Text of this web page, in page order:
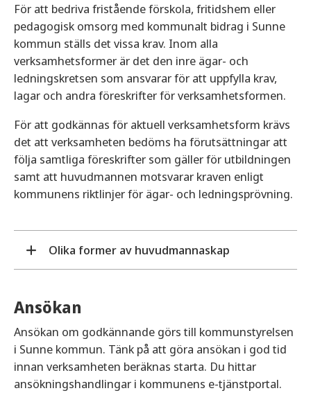
För att bedriva fristående förskola, fritidshem eller
pedagogisk omsorg med kommunalt bidrag i Sunne
kommun ställs det vissa krav. Inom alla
verksamhetsformer är det den inre ägar- och
ledningskretsen som ansvarar för att uppfylla krav,
lagar och andra föreskrifter för verksamhetsformen.
För att godkännas för aktuell verksamhetsform krävs
det att verksamheten bedöms ha förutsättningar att
följa samtliga föreskrifter som gäller för utbildningen
samt att huvudmannen motsvarar kraven enligt
kommunens riktlinjer för ägar- och ledningsprövning.
Olika former av huvudmannaskap
gemensamt äger och driver verksamheten.
Personalkooperativ
Personalen som arbetar i verksamheten äger
och driver densamma.
Ideell organisation
Ansökan
Ansökan om godkännande görs till kommunstyrelsen
i Sunne kommun. Tänk på att göra ansökan i god tid
innan verksamheten beräknas starta. Du hittar
ansökningshandlingar i kommunens e-tjänstportal.